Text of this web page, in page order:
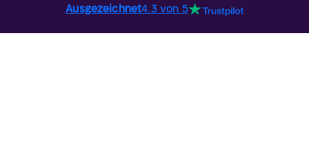
Ausgezeichnet4.3 von 5